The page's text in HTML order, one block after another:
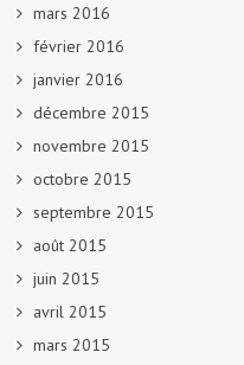
mars 2016
février 2016
janvier 2016
décembre 2015
novembre 2015
octobre 2015
septembre 2015
août 2015
juin 2015
avril 2015
mars 2015